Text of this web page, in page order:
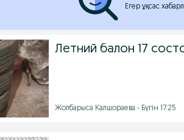
Егер ұқсас
Летний балон 17
Жолбарыса Калшораева - Бүгін 17:25